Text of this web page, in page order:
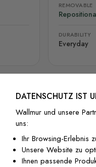
REMOVABLE
DURABILITY
Everyday
Wie man installiert
DATENSCHUTZ IST
Wallmur und unsere
uns:
Ihr Browsing-Erlebnis
Unsere Website zu
Ihnen passende